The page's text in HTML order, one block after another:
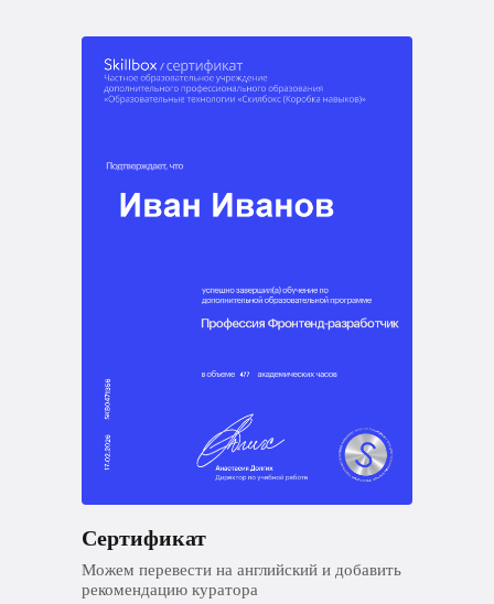
Сертификат
Можем перевести на английский и добавить
рекомендацию куратора